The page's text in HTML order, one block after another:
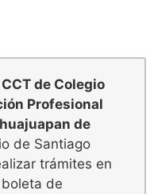
CCT de Colegio
Profesional
de
de Santiago
trámites en
de